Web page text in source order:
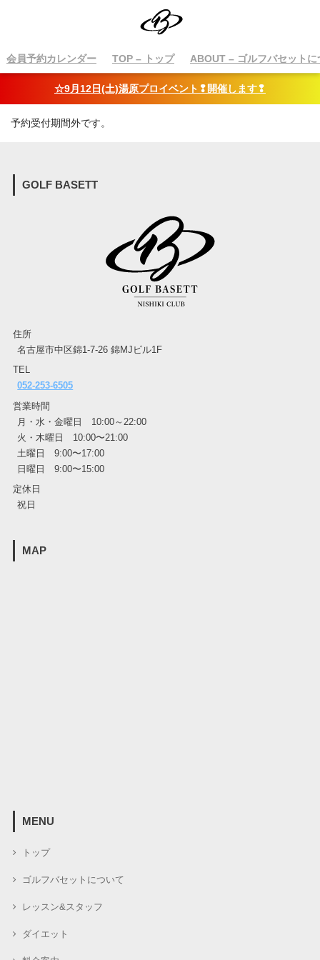
会員予約カレンダー TOP – トップ ABOUT – ゴルフバセットに
☆9月12日(土)湯原プロイベント❢開催します❢
予約受付期間外です。
GOLF BASETT
住所
名古屋市中区錦1-7-26 錦MJビル1F
TEL
052-253-6505
営業時間
月・水・金曜日 10:00～22:00
火・木曜日 10:00〜21:00
土曜日 9:00〜17:00
日曜日 9:00〜15:00
定休日
祝日
MAP
MENU
トップ
ゴルフバセットについて
レッスン&スタッフ
ダイエット